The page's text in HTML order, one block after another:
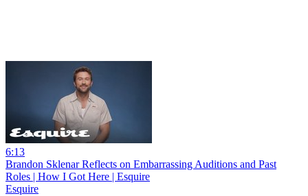
6:13
Brandon Sklenar Reflects on Embarrassing Auditions and Past
Roles | How I Got Here | Esquire
Esquire